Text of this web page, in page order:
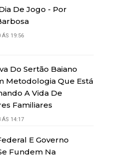
De Jogo - Por
19:56
Do Sertão Baiano
Metodologia Que Está
A Vida De
Familiares
14:17
E Governo
Fundem Na